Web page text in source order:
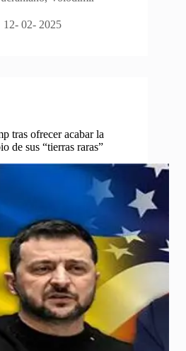
12- 02- 2025
tras ofrecer acabar la
de sus “tierras raras”